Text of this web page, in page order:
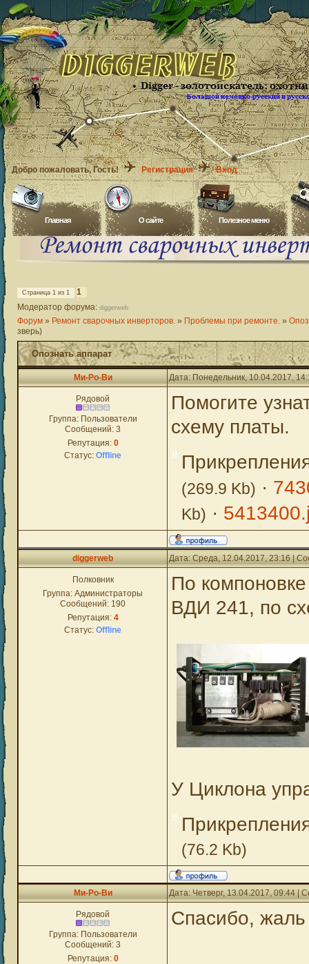
Добро пожаловать, Гость! Регистрация Вход
Главная O сайте Полезное меню
Страница 1 из 1
1
Модератор форума: diggerweb
Форум » Ремонт сварочных инверторов. » Проблемы при ремонте. »
зверь)
Опознать аппарат
Ми-Ро-Ви Дата: Понедельник, 10.04.2017,
Рядовой
Группа: Пользователи
Сообщений: 3
Репутация: 0
Статус: Offline
Помогите
схему платы.
(269.9 Kb) ·
Kb) ·
diggerweb Дата: Среда, 12.04.2017, 23:16 |
Полковник
Группа: Администраторы
Сообщений: 190
Репутация: 4
Статус: Offline
По
ВДИ 241, по
У Циклона
(76.2 Kb)
Ми-Ро-Ви Дата: Четверг, 13.04.2017, 09:44 |
Рядовой
Группа: Пользователи
Сообщений: 3
Репутация: 0
Спасибо, жаль